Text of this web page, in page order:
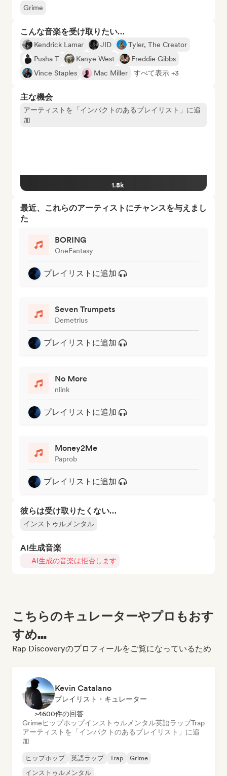
Grime
こんな音楽を受け取りたい…
Kendrick Lamar JID
Tyler, The Creator
Pusha T
Kanye West
Freddie Gibbs
Vince Staples
Mac Miller すべて表示 +3
主な機会
アーティストを「インパクトのあるプレイリスト」に追
加
1.8k
最近、これらのアーティストにチャンスを与えまし
た
BORING
OneFantasy
プレイリストに追加
Seven Trumpets
Demetrius
プレイリストに追加
No More
nlink
プレイリストに追加
Money2Me
Paprob
プレイリストに追加
彼らは受け取りたくない…
インストゥルメンタル
AI生成音楽
AI生成の音楽は拒否します
こちらのキュレーターやプロもおす
すめ...
Rap Discoveryのプロフィールをご覧になっているため
Kevin Catalano
プレイリスト・キュレーター
>4600件の回答
Grimeヒップホップインストゥルメンタル英語ラップTrap
アーティストを「インパクトのあるプレイリスト」に追
加
ヒップホップ 英語ラップ Trap
Grime
インストゥルメンタル